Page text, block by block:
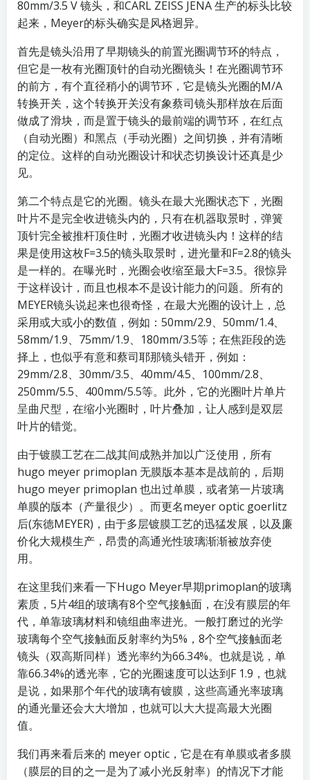
80mm/3.5 V 镜头，和CARL ZEISS JENA 生产的标头比较
起来，Meyer的标头确实是风格迥异。
首先是镜头沿用了早期镜头的前置光圈调节环的特点，
但它是一枚有光圈顶针的自动光圈镜头！在光圈调节环
的前方，有个直径稍小的调节环，它是镜头光圈的M/A
转换开关，这个转换开关没有象蔡司镜头那样放在后面
做成了滑块，而是置于镜头的最前端的调节环，在红点
（自动光圈）和黑点（手动光圈）之间切换，并有清晰
的定位。这样的自动光圈设计和状态切换设计还真是少
见。
第二个特点是它的光圈。镜头在最大光圈状态下，光圈
叶片不是完全收进镜头内的，只有在机器取景时，弹簧
顶针完全被推杆顶住时，光圈才收进镜头内！这样的结
果是使用这枚F=3.5的镜头取景时，进光量和F=2.8的镜头
是一样的。在曝光时，光圈会收缩至最大F=3.5。很惊异
于这样设计，而且也根本不是设计能力的问题。所有的
MEYER镜头说起来也很奇怪，在最大光圈的设计上，总
采用或大或小的数值，例如：50mm/2.9、50mm/1.4、
58mm/1.9、75mm/1.9、180mm/3.5等；在焦距段的选
择上，也似乎有意和蔡司耶那镜头错开，例如：
29mm/2.8、30mm/3.5、40mm/4.5、100mm/2.8、
250mm/5.5、400mm/5.5等。此外，它的光圈叶片单片
呈曲尺型，在缩小光圈时，叶片叠加，让人感到是双层
叶片的错觉。
由于镀膜工艺在二战其间成熟并加以广泛使用，所有
hugo meyer primoplan 无膜版本基本是战前的，后期
hugo meyer primoplan 也出过单膜，或者第一片玻璃
单膜的版本（产量很少）。而更名meyer optic goerlitz
后(东德MEYER)，由于多层镀膜工艺的迅猛发展，以及廉
价化大规模生产，昂贵的高通光性玻璃渐渐被放弃使
用。
在这里我们来看一下Hugo Meyer早期primoplan的玻璃
素质，5片4组的玻璃有8个空气接触面，在没有膜层的年
代，单靠玻璃材料和镜组曲率进光。一般打磨过的光学
玻璃每个空气接触面反射率约为5%，8个空气接触面老
镜头（双高斯同样）透光率约为66.34%。也就是说，单
靠66.34%的透光率，它的光圈速度可以达到F 1.9，也就
是说，如果那个年代的玻璃有镀膜，这些高通光率玻璃
的通光量还会大大增加，也就可以大大提高最大光圈
值。
我们再来看后来的 meyer optic，它是在有单膜或者多膜
（膜层的目的之一是为了减小光反射率）的情况下才能